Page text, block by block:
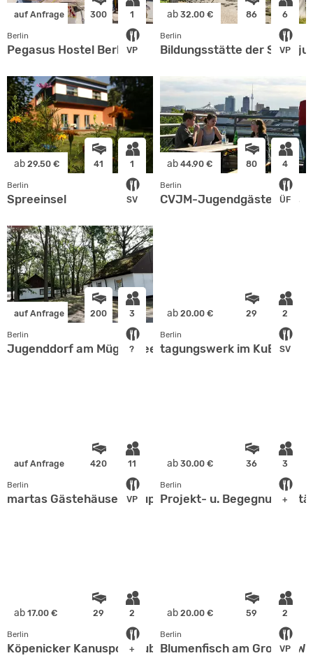
auf Anfrage 300 1
VP
Berlin
Pegasus Hostel Berlin
ab 32.00 € 86 6
VP
Berlin
Bildungsstätte der
ab 29.50 € 41 1
SV
Berlin
Spreeinsel
ab 44.90 € 80 4
ÜF
Berlin
CVJM-Jugendgästehaus
auf Anfrage 200 3
?
Berlin
Jugenddorf am Müggelsee
ab 20.00 € 29 2
SV
Berlin
tagungswerk im KuBiZ
auf Anfrage 420 11
VP
Berlin
martas Gästehäuser Hauptbahnhof Berlin
ab 30.00 € 36 3
+
Berlin
Projekt- u.
ab 17.00 € 29 2
+
Berlin
Köpenicker Kanusportclub e.V.
ab 20.00 € 59 2
VP
Berlin
Blumenfisch am Großen